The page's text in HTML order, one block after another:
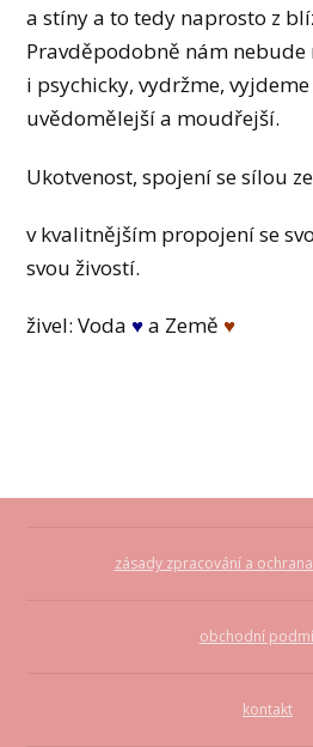
a stíny a to tedy naprosto z
Pravděpodobně nám
i psychicky, vydržme,
uvědomělejší a moudřejší.
Ukotvenost, spojení se sílou
v kvalitnějším propojení se
svou živostí.
živel: Voda ♥a Země ♥
zásady zpracování a
obchodní
kontakt